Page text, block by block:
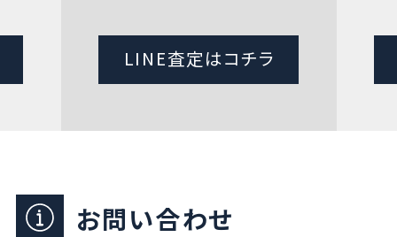
LINE査定はコチラ
お問い合わせ